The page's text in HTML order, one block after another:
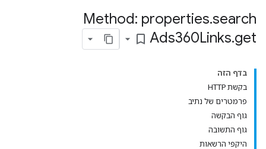
Method: properties.search
Ads360Links.get
bookmark_border
בדף הזה
בקשת HTTP
פרמטרים של נתיב
גוף הבקשה
גוף התשובה
היקפי הרשאות